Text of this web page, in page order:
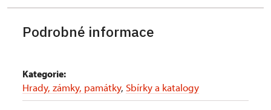
Podrobné informace
Kategorie:
Hrady, zámky, památky, Sbírky a katalogy